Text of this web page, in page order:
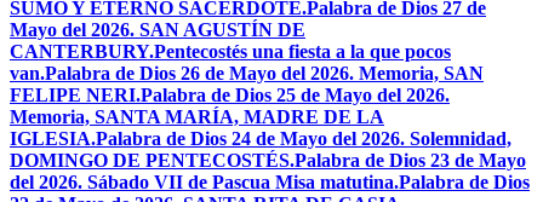
SUMO Y ETERNO SACERDOTE.Palabra de Dios 27 de
Mayo del 2026. SAN AGUSTÍN DE
CANTERBURY.Pentecostés una fiesta a la que pocos
van.Palabra de Dios 26 de Mayo del 2026. Memoria, SAN
FELIPE NERI.Palabra de Dios 25 de Mayo del 2026.
Memoria, SANTA MARÍA, MADRE DE LA
IGLESIA.Palabra de Dios 24 de Mayo del 2026. Solemnidad,
DOMINGO DE PENTECOSTÉS.Palabra de Dios 23 de Mayo
del 2026. Sábado VII de Pascua Misa matutina.Palabra de Dios